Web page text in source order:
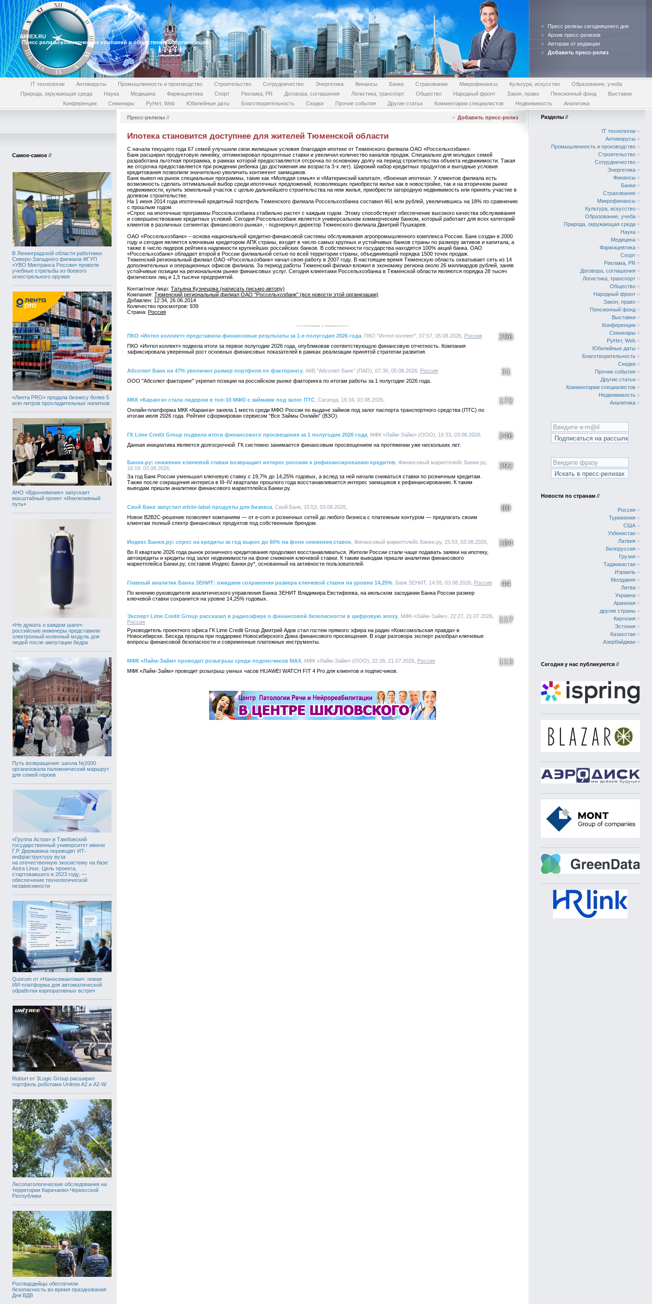
ATREX.RU
Пресс релизы коммерческих компаний и общественных организаций
»
Пресс релизы сегодняшнего дня
»
Архив пресс-релизов
»
Авторам от редакции
»
Добавить пресс-релиз
IT технологии Антивирусы Промышленность и производство Строительство Сотрудничество Энергетика Финансы Банки Страхование Микрофинансы Культура, искусство
Образование, учеба
Природа, окружающая среда
Наука Медицина Фармацевтика Спорт Реклама, PR Договора, соглашения Логистика, транспорт Общество Народный фронт Закон, право Пенсионный фонд
Выставки
Конференции
Семинары РуНет, Web Юбилейные даты Благотворительность Скидки Прочие события Другие статьи Комментарии специалистов Недвижимость Аналитика
Самое-самое //
В Ленинградской области работники
Северо-Западного филиала ФГУП
«УВО Минтранса России» провели
учебные стрельбы из боевого
огнестрельного оружия
«Лента PRO» продала бизнесу более 5
млн литров прохладительных напитков
АНО «Вдохновение» запускает
масштабный проект «Инклюзивный
путь»
«Не думать о каждом шаге»:
российские инженеры представили
электронный коленный модуль для
людей после ампутации бедра
Путь возвращения: школа №2000
организовала паломнический маршрут
для семей героев
«Группа Астра» и Тамбовский
государственный университет имени
Г.Р. Державина переводят ИТ-
инфраструктуру вуза
на отечественную экосистему на базе
Astra Linux. Цель проекта,
стартовавшего в 2023 году, —
обеспечение технологической
независимости
Quorum от «Наносемантики»: новая
ИИ-платформа для автоматической
обработки корпоративных встреч
Robort от 3Logic Group расширил
портфель роботами Unitree A2 и A2-W
Лесопатологические обследования на
территории Карачаево-Черкесской
Республики
Росгвардейцы обеспечили
безопасность во время празднования
Дня ВДВ
Пресс-релизы // » Добавить пресс-релиз
Ипотека становится доступнее для жителей Тюменской области
С начала текущего года 67 семей улучшили свои жилищные условия благодаря ипотеке от Тюменского филиала ОАО «Россельхозбанк».
Банк расширил продуктовую линейку, оптимизировал процентные ставки и увеличил количество каналов продаж. Специально для молодых семей
разработана льготная программа, в рамках которой предоставляется отсрочка по основному долгу на период строительства объекта недвижимости. Такая
же отсрочка предоставляется при рождении ребенка (до достижения им возраста 3-х лет). Широкий набор кредитных продуктов и выгодные условия
кредитования позволили значительно увеличить контингент заемщиков.
Банк вывел на рынок специальные программы, такие как «Молодая семья» и «Материнский капитал», «Военная ипотека». У клиентов филиала есть
возможность сделать оптимальный выбор среди ипотечных предложений, позволяющих приобрести жилье как в новостройке, так и на вторичном рынке
недвижимости, купить земельный участок с целью дальнейшего строительства на нем жилья, приобрести загородную недвижимость или принять участие в
долевом строительстве.
На 1 июня 2014 года ипотечный кредитный портфель Тюменского филиала Россельхозбанка составил 461 млн рублей, увеличившись на 18% по сравнению
с прошлым годом.
«Спрос на ипотечные программы Россельхозбанка стабильно растет с каждым годом. Этому способствуют обеспечение высокого качества обслуживания
и совершенствование кредитных условий. Сегодня Россельхозбанк является универсальном коммерческим банком, который работает для всех категорий
клиентов в различных сегментах финансового рынка», - подчеркнул директор Тюменского филиала Дмитрий Пушкарев.
ОАО «Россельхозбанк» – основа национальной кредитно-финансовой системы обслуживания агропромышленного комплекса России. Банк создан в 2000
году и сегодня является ключевым кредитором АПК страны, входит в число самых крупных и устойчивых банков страны по размеру активов и капитала, а
также в число лидеров рейтинга надежности крупнейших российских банков. В собственности государства находятся 100% акций банка. ОАО
«Россельхозбанк» обладает второй в России филиальной сетью по всей территории страны, объединяющей порядка 1500 точек продаж.
Тюменский региональный филиал ОАО «Россельхозбанк» начал свою работу в 2007 году. В настоящее время Тюменскую область охватывает сеть из 14
дополнительных и операционных офисов филиала. За период работы Тюменский филиал вложил в экономику региона около 26 миллиардов рублей, заняв
устойчивые позиции на региональном рынке финансовых услуг. Сегодня клиентами Россельхозбанка в Тюменской области являются порядка 28 тысяч
физических лиц и 1,5 тысячи предприятий.
Контактное лицо: Татьяна Кузнецова (написать письмо автору)
Компания: Тюменский региональный филиал ОАО "Россельхозбанк" (все новости этой организации)
Добавлен: 12:34, 26.06.2014
Количество просмотров: 939
Страна: Россия
ПКО «Интел коллект» представила финансовые результаты за 1-е полугодие 2026 года , ПКО "Интел коллект", 07:57, 05.08.2026, Россия 296
ПКО «Интел коллект» подвела итоги за первое полугодие 2026 года, опубликовав соответствующую финансовую отчетность. Компания
зафиксировала уверенный рост основных финансовых показателей в рамках реализации принятой стратегии развития.
Абсолют Банк на 47% увеличил размер портфеля по факторингу , АКБ "Абсолют Банк" (ПАО), 07:36, 05.08.2026, Россия 31
ООО "Абсолют факторинг" укрепил позиции на российском рынке факторинга по итогам работы за 1 полугодие 2026 года.
МКК «Каранга» стала лидером в топ-10 МФО с займами под залог ПТС , Caranga, 16:34, 03.08.2026, 172
Онлайн-платформа МКК «Каранга» заняла 1 место среди МФО России по выдаче займов под залог паспорта транспортного средства (ПТС) по
итогам июля 2026 года. Рейтинг сформирован сервисом “Все Займы Онлайн” (ВЗО).
ГК Lime Credit Group подвела итоги финансового просвещения за 1 полугодие 2026 года , МФК «Лайм-Займ» (ООО), 16:33, 03.08.2026, 246
Данная инициатива является долгосрочной: ГК системно занимается финансовым просвещением на протяжении уже нескольких лет.
Банки.ру: снижение ключевой ставки возвращает интерес россиян к рефинансированию кредитов , Финансовый маркетплейс Банки.ру,
16:19, 03.08.2026,
392
За год Банк России уменьшил ключевую ставку с 19,7% до 14,25% годовых, а вслед за ней начали снижаться ставки по розничным кредитам.
Также после сокращения интереса в III–IV кварталах прошлого года восстанавливается интерес заемщиков к рефинансированию. К таким
выводам пришли аналитики финансового маркетплейса Банки.ру.
Свой Банк запустил white-label продукты для бизнеса , Свой Банк, 15:53, 03.08.2026, 80
Новое B2B2C-решение позволяет компаниям — от e-com и розничных сетей до любого бизнеса с платежным контуром — предлагать своим
клиентам полный спектр финансовых продуктов под собственным брендом.
Индекс Банки.ру: спрос на кредиты за год вырос до 60% на фоне снижения ставок , Финансовый маркетплейс Банки.ру, 15:53, 03.08.2026, 184
Во II квартале 2026 года рынок розничного кредитования продолжил восстанавливаться. Жители России стали чаще подавать заявки на ипотеку,
автокредиты и кредиты под залог недвижимости на фоне снижения ключевой ставки. К таким выводам пришли аналитики финансового
маркетплейса Банки.ру, составив Индекс Банки.ру*, основанный на активности пользователей.
Главный аналитик Банка ЗЕНИТ: ожидаем сохранения размера ключевой ставки на уровне 14,25% , Банк ЗЕНИТ, 14:55, 03.08.2026, Россия 44
По мнению руководителя аналитического управления Банка ЗЕНИТ Владимира Евстифеева, на июльском заседании Банка России размер
ключевой ставки сохранится на уровне 14,25% годовых.
Эксперт Lime Credit Group рассказал в радиоэфире о финансовой безопасности в цифровую эпоху , МФК «Лайм-Займ», 22:27, 21.07.2026,
Россия
117
Руководитель проектного офиса ГК Lime Credit Group Дмитрий Адов стал гостем прямого эфира на радио «Комсомольская правда» в
Новосибирске. Беседа прошла при поддержке Новосибирского Дома финансового просвещения. В ходе разговора эксперт разобрал ключевые
вопросы финансовой безопасности и современные платежные инструменты.
МФК «Лайм-Займ» проводит розыгрыш среди подписчиков MAX , МФК «Лайм-Займ» (ООО), 22:26, 21.07.2026, Россия 113
МФК «Лайм-Займ» проводит розыгрыш умных часов HUAWEI WATCH FIT 4 Pro для клиентов и подписчиков.
Разделы //
IT технологии «
Антивирусы «
Промышленность и производство «
Строительство «
Сотрудничество «
Энергетика «
Финансы «
Банки «
Страхование «
Микрофинансы «
Культура, искусство «
Образование, учеба «
Природа, окружающая среда «
Наука «
Медицина «
Фармацевтика «
Спорт «
Реклама, PR «
Договора, соглашения «
Логистика, транспорт «
Общество «
Народный фронт «
Закон, право «
Пенсионный фонд «
Выставки «
Конференции «
Семинары «
РуНет, Web «
Юбилейные даты «
Благотворительность «
Скидки «
Прочие события «
Другие статьи «
Комментарии специалистов «
Недвижимость «
Аналитика «
Новости по странам //
Россия «
Туркмения «
США «
Узбекистан «
Латвия «
Белоруссия «
Грузия «
Таджикистан «
Израиль «
Молдавия «
Литва «
Украина «
Армения «
другие страны «
Киргизия «
Эстония «
Казахстан «
Азербайджан «
Сегодня у нас публикуются //